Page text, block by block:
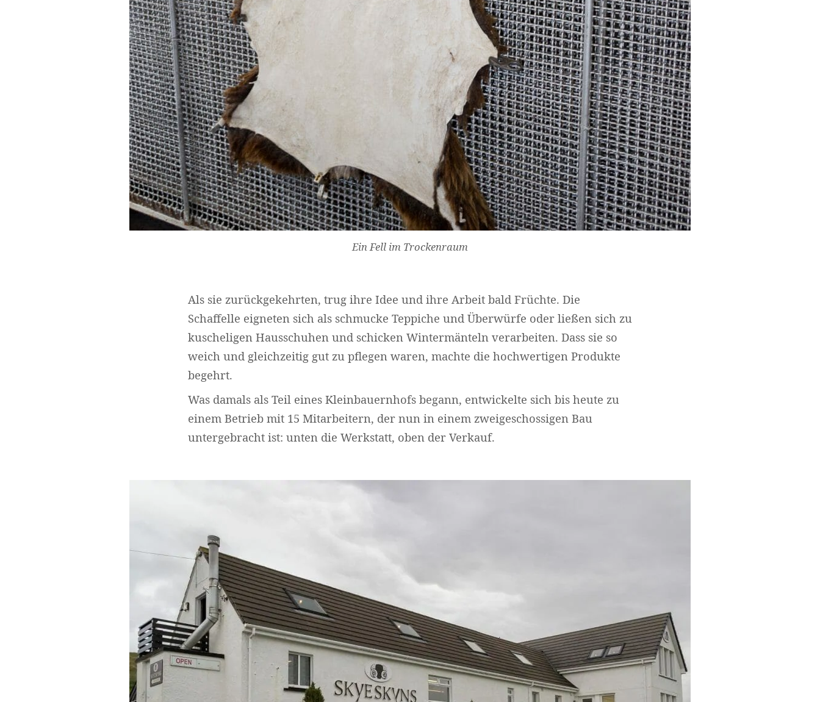
Ein Fell im Trockenraum
Als sie zurückgekehrten, trug ihre Idee und ihre Arbeit bald Früchte. Die
Schaffelle eigneten sich als schmucke Teppiche und Überwürfe oder ließen sich zu
kuscheligen Hausschuhen und schicken Wintermänteln verarbeiten. Dass sie so
weich und gleichzeitig gut zu pflegen waren, machte die hochwertigen Produkte
begehrt.
Was damals als Teil eines Kleinbauernhofs begann, entwickelte sich bis heute zu
einem Betrieb mit 15 Mitarbeitern, der nun in einem zweigeschossigen Bau
untergebracht ist: unten die Werkstatt, oben der Verkauf.